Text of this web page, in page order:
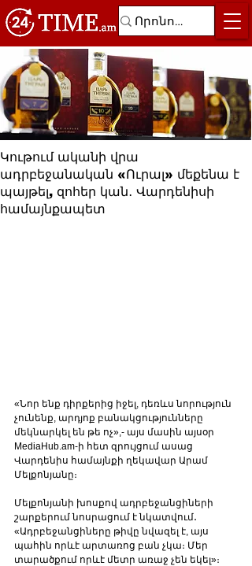
Կութում ականի վրա
ադրբեջանական «Ուրալ» մեքենա է
պայթել, զոհեր կան․ Վարդենիսի
համայնքապետ
«Նոր ենք դիրքերից իջել, դեռևս նորություն
չունենք, արդյոք բանակցությունները
մեկնարկել են թե ոչ»,- այս մասին այսօր
MediaHub.am-ի հետ զրույցում ասաց
Վարդենիս համայնքի ղեկավար Արամ
Մելքոնյանը։
Մելքոնյանի խոսքով ադրբեջանցիների
շարքերում նոսրացում է նկատվում․
«Ադրբեջանցիները թիվը նվազել է, այս
պահին որևէ արտառոց բան չկա։ Մեր
տարածքում որևէ մետր առաջ չեն եկել»։